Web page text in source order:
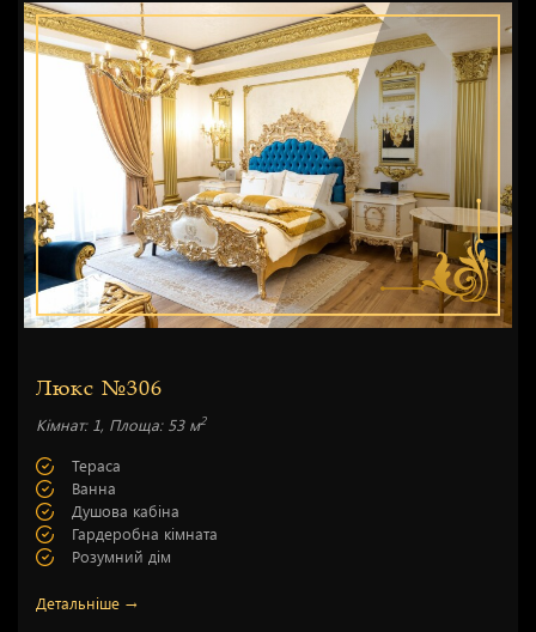
Люкс №306
Кімнат: 1, Площа: 53 м2
Тераса
Ванна
Душова кабіна
Гардеробна кімната
Розумний дім
Детальніше →